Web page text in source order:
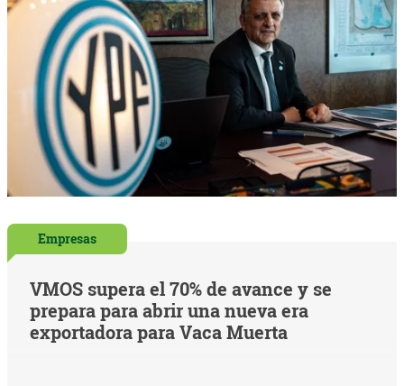
Empresas
VMOS supera el 70% de avance y se
prepara para abrir una nueva era
exportadora para Vaca Muerta